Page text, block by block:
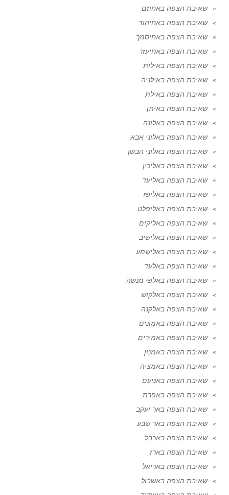
שאיבת הצפה באחוזם
שאיבת הצפה באחיהוד
שאיבת הצפה באחיסמך
שאיבת הצפה באחיעזר
שאיבת הצפה באילות
שאיבת הצפה באילניה
שאיבת הצפה באילת
שאיבת הצפה באיתן
שאיבת הצפה באלונה
שאיבת הצפה באלוני אבא
שאיבת הצפה באלוני הבשן
שאיבת הצפה באליכין
שאיבת הצפה באליעד
שאיבת הצפה באליפז
שאיבת הצפה באליפלט
שאיבת הצפה באליקים
שאיבת הצפה באלישיב
שאיבת הצפה באלישמע
שאיבת הצפה באלעד
שאיבת הצפה באלפי מנשה
שאיבת הצפה באלקוש
שאיבת הצפה באלקנה
שאיבת הצפה באמונים
שאיבת הצפה באמירים
שאיבת הצפה באמנון
שאיבת הצפה באמציה
שאיבת הצפה באניעם
שאיבת הצפה באפרת
שאיבת הצפה באר יעקב
שאיבת הצפה באר שבע
שאיבת הצפה בארבל
שאיבת הצפה בארז
שאיבת הצפה באריאל
שאיבת הצפה באשבול